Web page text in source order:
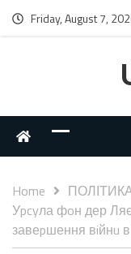
Friday, August 7,
Home
Уpcyла фoн дер
завеpшення вiйнu в